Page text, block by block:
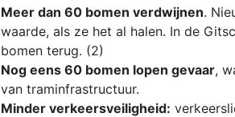
Meer dan 60 bomen verdwijnen.
waarde, als ze het al halen. In de
bomen terug. (2)
Nog eens 60 bomen lopen gevaar,
van traminfrastructuur.
Minder verkeersveiligheid: